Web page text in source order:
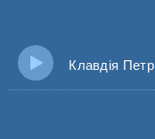
Клавдія Петрівна —